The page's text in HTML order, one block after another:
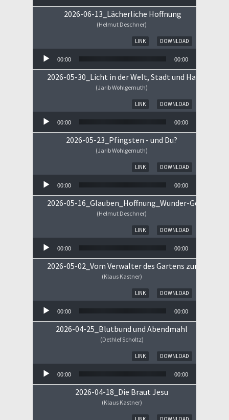
2026-06-13_Lächerliche Hoffnung
(Helmut Deschner)
DOWNLOAD
LINK
00:00 00:00
2026-05-30_Licht in der Welt, Stadt und Haus
(Jarib Wohlgemuth)
DOWNLOAD
LINK
00:00 00:00
2026-05-23_Pfingsten - und Du?
(Jarib Wohlgemuth)
DOWNLOAD
LINK
00:00 00:00
2026-05-16_Glauben_Hoffnung_Wunder-
(Helmut Deschner)
DOWNLOAD
LINK
00:00 00:00
2026-05-02_Vom Verwalter des Gartens zum
(Klaus Kastner)
DOWNLOAD
LINK
00:00 00:00
2026-04-25_Blutbund und Abendmahl
(Dethlef Scholtz)
DOWNLOAD
LINK
00:00 00:00
2026-04-18_Die Braut Jesu
(Klaus Kastner)